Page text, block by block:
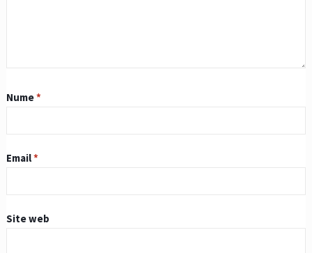
Nume*
Email*
Site web